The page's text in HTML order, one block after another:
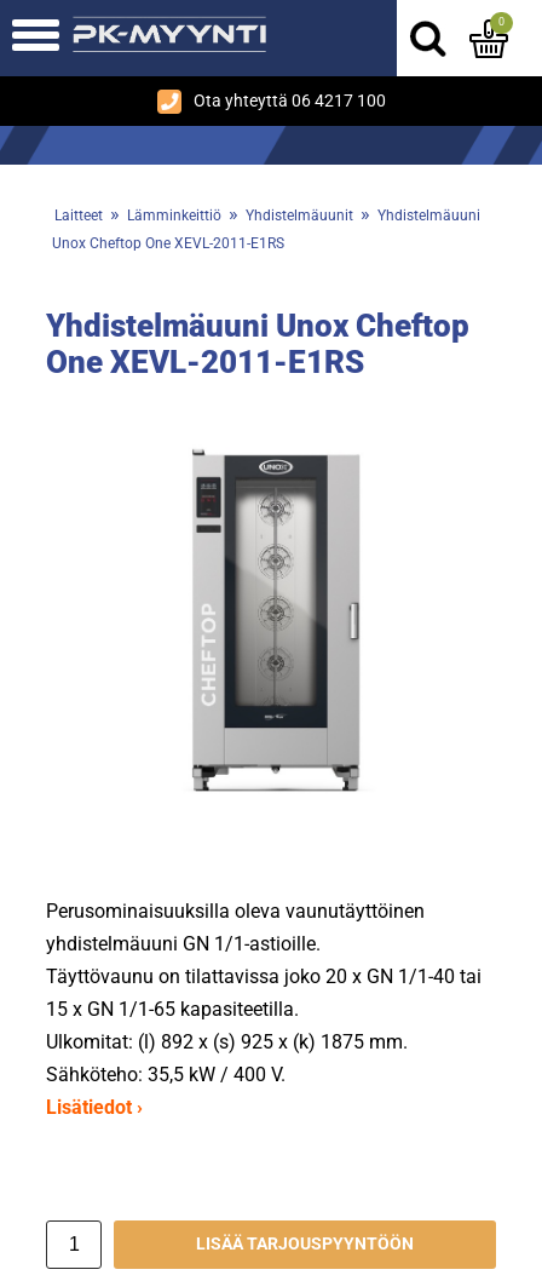
Ota yhteyttä 06 4217 100
0
Laitteet » Lämminkeittiö » Yhdistelmäuunit » Yhdistelmäuuni
Unox Cheftop One XEVL-2011-E1RS
Yhdistelmäuuni Unox Cheftop
One XEVL-2011-E1RS
Perusominaisuuksilla oleva vaunutäyttöinen
yhdistelmäuuni GN 1/1-astioille.
Täyttövaunu on tilattavissa joko 20 x GN 1/1-40 tai
15 x GN 1/1-65 kapasiteetilla.
Ulkomitat: (l) 892 x (s) 925 x (k) 1875 mm.
Sähköteho: 35,5 kW / 400 V.
Lisätiedot ›
LISÄÄ TARJOUSPYYNTÖÖN